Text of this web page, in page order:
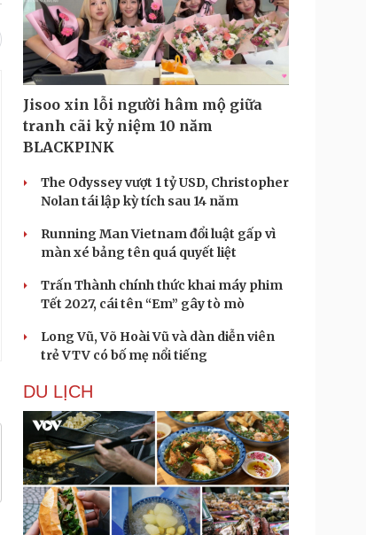
Jisoo xin lỗi người hâm mộ giữa
tranh cãi kỷ niệm 10 năm
BLACKPINK
The Odyssey vượt 1 tỷ USD, Christopher
Nolan tái lập kỳ tích sau 14 năm
Running Man Vietnam đổi luật gấp vì
màn xé bảng tên quá quyết liệt
Trấn Thành chính thức khai máy phim
Tết 2027, cái tên “Em” gây tò mò
Long Vũ, Võ Hoài Vũ và dàn diễn viên
trẻ VTV có bố mẹ nổi tiếng
DU LỊCH